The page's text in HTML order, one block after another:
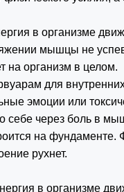
в организме
мышцы не
на организм в целом.
для
эмоции или
себе через боль в
на
рухнет.
в организме